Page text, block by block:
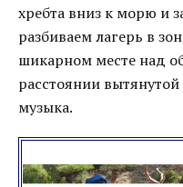
хребта вниз к морю и
разбиваем лагерь в
шикарном месте над
расстоянии
музыка.